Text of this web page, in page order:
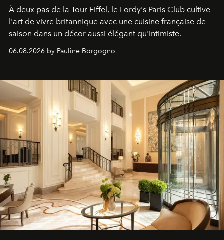
À deux pas de la Tour Eiffel, le Lordy's Paris Club cultive
l'art de vivre britannique avec une cuisine française de
saison dans un décor aussi élégant qu'intimiste.
06.08.2026 by Pauline Borgogno